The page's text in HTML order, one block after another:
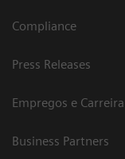
Compliance
Press Releases
Empregos e Carreira
Business Partners